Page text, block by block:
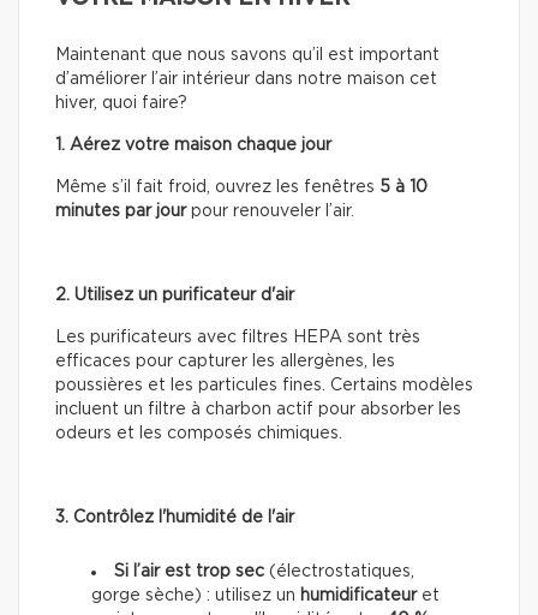
Maintenant que nous savons qu’il est important
d’améliorer l’air intérieur dans notre maison cet
hiver, quoi faire?
1. Aérez votre maison chaque jour
Même s’il fait froid, ouvrez les fenêtres 5 à 10
minutes par jourpour renouveler l’air.
2. Utilisez un purificateur d'air
Les purificateurs avec filtres HEPA sont très
efficaces pour capturer les allergènes, les
poussières et les particules fines. Certains modèles
incluent un filtre à charbon actif pour absorber les
odeurs et les composés chimiques.
3. Contrôlez l'humidité de l'air
Si l’air est trop sec (électrostatiques,
gorge sèche) : utilisez un humidificateuret